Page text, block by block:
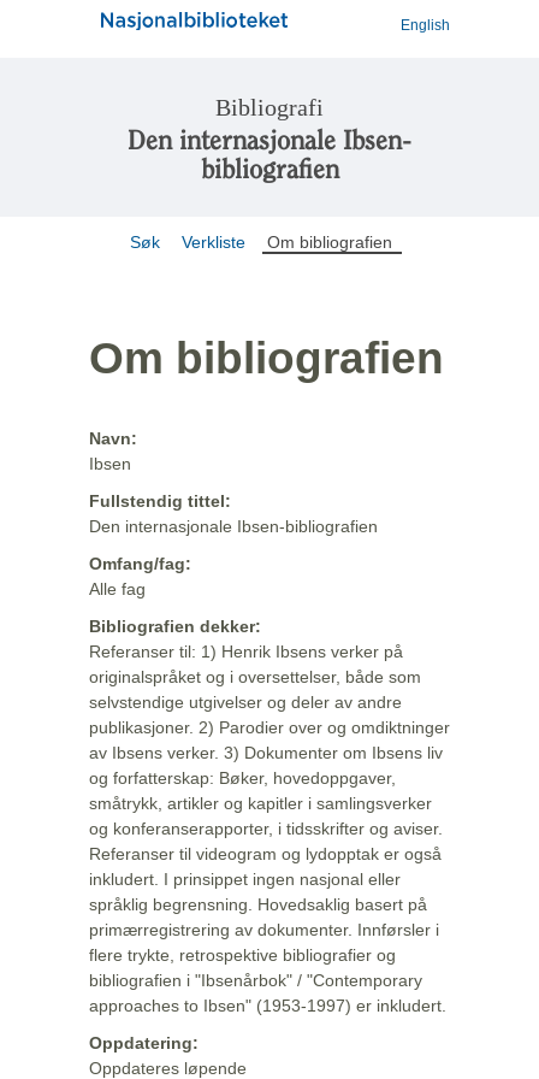
English
Bibliografi
Den internasjonale Ibsen-
bibliografien
Søk Verkliste Om bibliografien
Om bibliografien
Navn:
Ibsen
Fullstendig tittel:
Den internasjonale Ibsen-bibliografien
Omfang/fag:
Alle fag
Bibliografien dekker:
Referanser til: 1) Henrik Ibsens verker på
originalspråket og i oversettelser, både som
selvstendige utgivelser og deler av andre
publikasjoner. 2) Parodier over og omdiktninger
av Ibsens verker. 3) Dokumenter om Ibsens liv
og forfatterskap: Bøker, hovedoppgaver,
småtrykk, artikler og kapitler i samlingsverker
og konferanserapporter, i tidsskrifter og aviser.
Referanser til videogram og lydopptak er også
inkludert. I prinsippet ingen nasjonal eller
språklig begrensning. Hovedsaklig basert på
primærregistrering av dokumenter. Innførsler i
flere trykte, retrospektive bibliografier og
bibliografien i "Ibsenårbok" / "Contemporary
approaches to Ibsen" (1953-1997) er inkludert.
Oppdatering:
Oppdateres løpende